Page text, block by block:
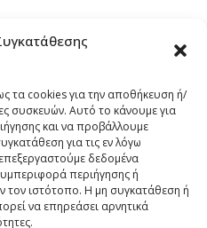
τα cookies για την αποθήκευση ή/
συσκευών. Αυτό το κάνουμε για
και να προβάλλουμε
για τις εν λόγω
δεδομένα
περιήγησης ή
τον ιστότοπο. Η μη συγκατάθεση ή
να επηρεάσει αρνητικά